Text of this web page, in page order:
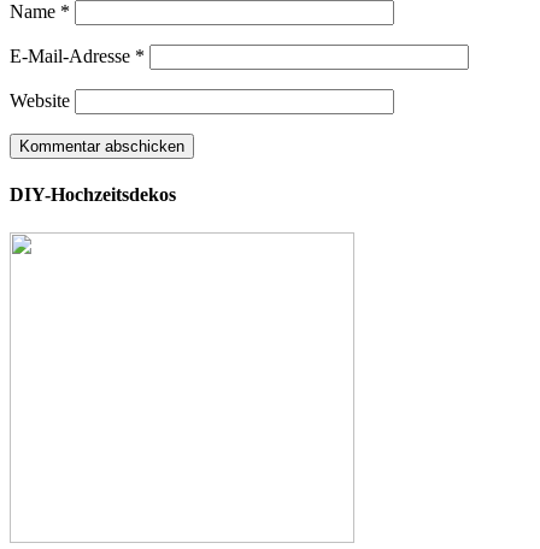
Name *
E-Mail-Adresse *
Website
DIY-Hochzeitsdekos